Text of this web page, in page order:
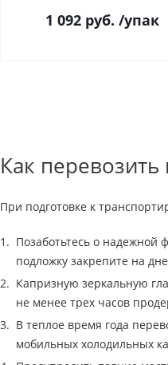
1 092 руб. /упак
Как
При подготовке к
Позаботьтесь о надежной
подложку закрепите на
Капризную зеркальную
не менее трех часов
В теплое время года
мобильных холодильных